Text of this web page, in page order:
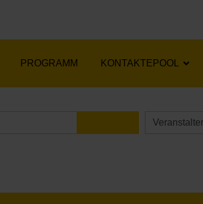
PROGRAMM KONTAKTEPOOL
KALENDER ÖFFNEN